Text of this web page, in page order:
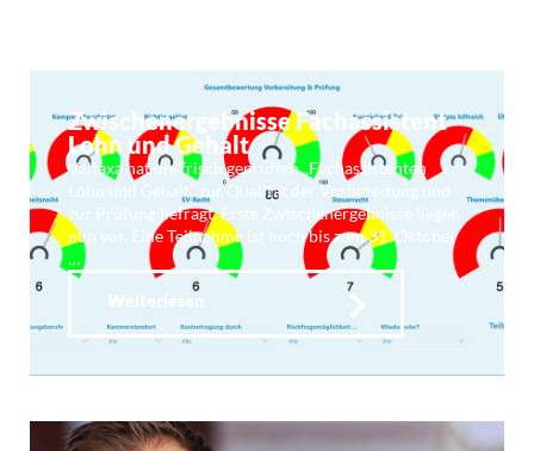
Zwischenergebnisse Fachassistent
Lohn und Gehalt
Valtaxa hat die frisch geprüften „Fachassistenten
Lohn und Gehalt“ zur Qualität der Vorbereitung und
zur Prüfung befragt. Erste Zwischenergebnisse liegen
nun vor. Eine Teilnahme ist noch bis zum 31. Oktober
…
Weiterlesen